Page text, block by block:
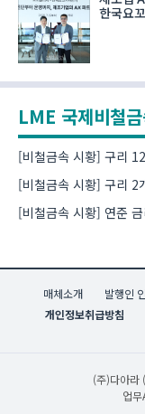
한국요
LME 국제비철
[비철금속 시황] 구리
매체소개 발행인
개인정보취급방침
(주)다아라
업